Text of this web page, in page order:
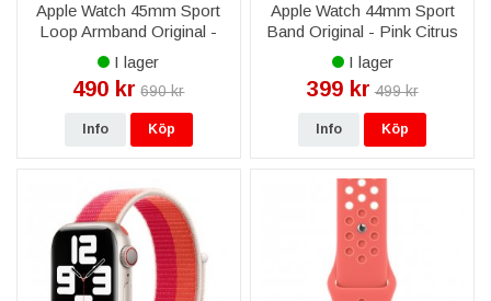
Apple Watch 45mm Sport
Loop Armband Original -
Lavendelgrå/Ljuslila
I lager
490 kr 690 kr
Info Köp
Apple Watch 44mm Sport
Band Original - Pink Citrus
I lager
399 kr 499 kr
Info Köp